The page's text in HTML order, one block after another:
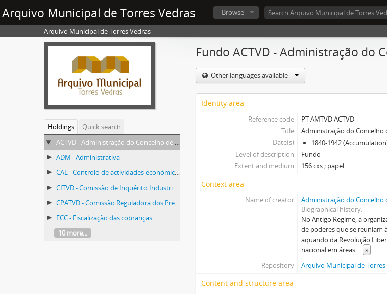
Arquivo Municipal de Torres Vedras Browse
Arquivo Municipal de Torres Vedras
Holdings
Quick search
ACTVD - Administração do Concelho de Torres Vedras
ADM - Administrativa
CAE - Controlo de actividades económicas
CITVD - Comissão de Inquérito Industrial de Torres Vedras
CPATVD - Comissão Reguladora dos Preços dos Géneros Alimentícios
FCC - Fiscalização das cobranças
10 more...
Fundo ACTVD - Administração do
Other languages available
Identity area
Reference code
PT AMTVD ACTVD
Title
Administração do Concelho
Date(s)
1840-1942
Level of description
Fundo
Extent and medium
156 cxs.; papel
Context area
Name of creator
Administração do Concelho
Biographical history
No Antigo Regime, a
de poderes que se reuniam
aquando da Revolução
nacional em áreas ... »
Repository
Arquivo Municipal de Torres
Content and structure area